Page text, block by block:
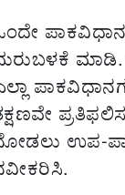
ಮಾಡಿ.
ಉಪ-